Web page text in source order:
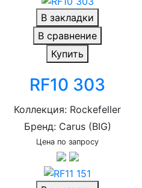
В закладки
В сравнение
Купить
RF10 303
Коллекция: Rockefeller
Бренд: Carus (BIG)
Цена по запросу